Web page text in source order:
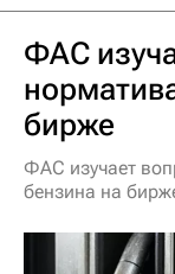
ФАС
бирже
ФАС изучает
бензина на